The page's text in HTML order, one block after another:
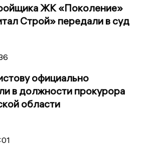
ЖК «Поколение»
Строй» передали в суд
официально
в должности прокурора
области